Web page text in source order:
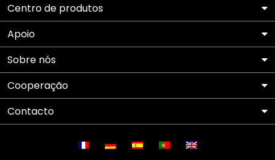
Centro de produtos
Apoio
Sobre nós
Cooperação
Contacto